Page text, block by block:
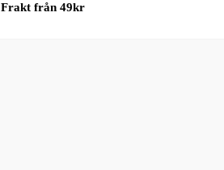
Frakt från 49kr